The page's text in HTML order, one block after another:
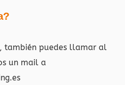
también puedes llamar al
un mail a